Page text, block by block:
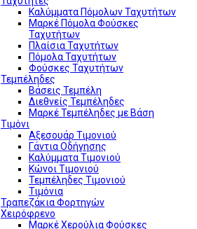
Καλύμματα Πόμολων Ταχυτήτων
Μαρκέ Πόμολα Φούσκες
Ταχυτήτων
Πλαίσια Ταχυτήτων
Πόμολα Ταχυτήτων
Φούσκες Ταχυτήτων
Τεμπέληδες
Βάσεις Τεμπέλη
Διεθνείς Τεμπέληδες
Μαρκέ Τεμπέληδες με Βάση
Τιμόνι
Αξεσουάρ Τιμονιού
Γάντια Οδήγησης
Καλύμματα Τιμονιού
Κώνοι Τιμονιού
Τεμπέληδες Τιμονιού
Τιμόνια
Τραπεζάκια Φορτηγών
Χειρόφρενο
Μαρκέ Χερούλια Φούσκες